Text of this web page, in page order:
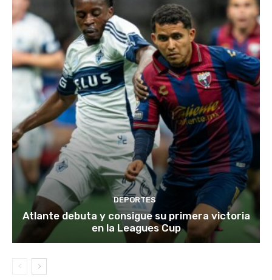
DEPORTES
Atlante debuta y consigue su primera victoria
en la Leagues Cup